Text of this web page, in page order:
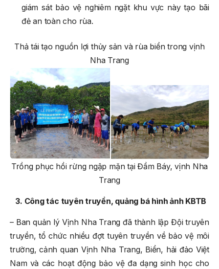
giám sát bảo vệ nghiêm ngặt khu vực này tạo bãi
đẻ an toàn cho rùa.
Thả tái tạo nguồn lợi thủy sản và rùa biển trong vịnh
Nha Trang
Trồng phục hồi rừng ngập mặn tại Đầm Báy, vịnh Nha
Trang
3. Công tác tuyên truyền, quảng bá hình ảnh KBTB
– Ban quản lý Vịnh Nha Trang đã thành lập Đội truyên
truyền, tổ chức nhiều đợt tuyên truyền về bảo vệ môi
trường, cảnh quan Vịnh Nha Trang, Biển, hải đảo Việt
Nam và các hoạt động bảo vệ đa dạng sinh học cho